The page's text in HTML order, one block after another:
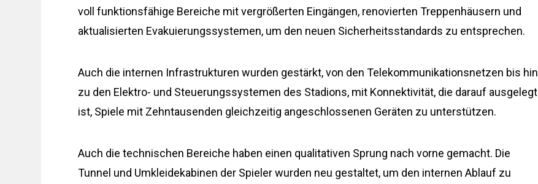
voll funktionsfähige Bereiche mit vergrößerten Eingängen, renovierten Treppenhäusern und
aktualisierten Evakuierungssystemen, um den neuen Sicherheitsstandards zu entsprechen.
Auch die internen Infrastrukturen wurden gestärkt, von den Telekommunikationsnetzen bis hin
zu den Elektro- und Steuerungssystemen des Stadions, mit Konnektivität, die darauf ausgelegt
ist, Spiele mit Zehntausenden gleichzeitig angeschlossenen Geräten zu unterstützen.
Auch die technischen Bereiche haben einen qualitativen Sprung nach vorne gemacht. Die
Tunnel und Umkleidekabinen der Spieler wurden neu gestaltet, um den internen Ablauf zu